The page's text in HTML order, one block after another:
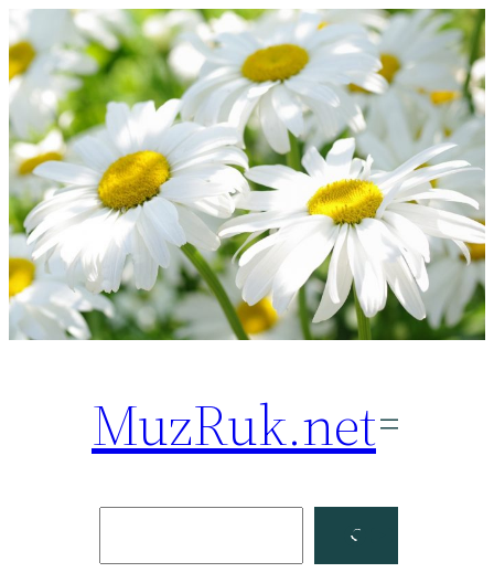
Перейти
к
содержимому
MuzRuk.net
Facebook